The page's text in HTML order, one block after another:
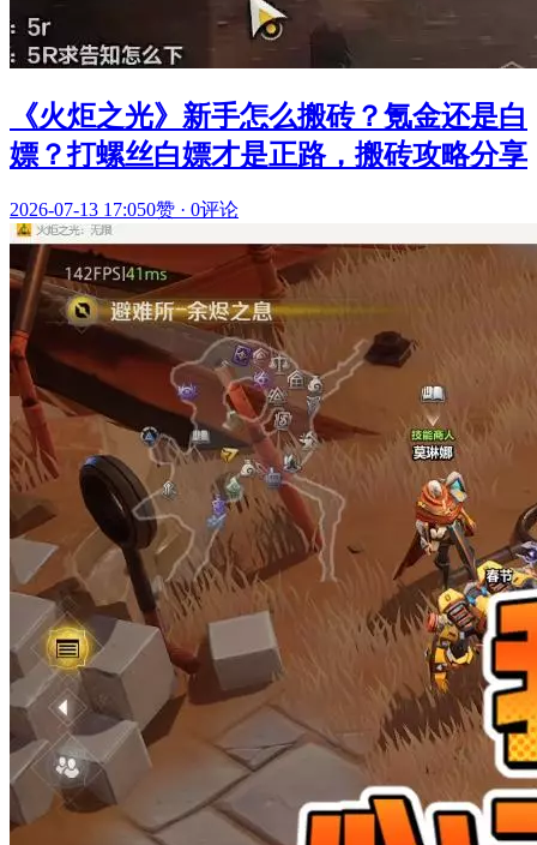
《火炬之光》新手怎么搬砖？氪金还是白
嫖？打螺丝白嫖才是正路，搬砖攻略分享
2026-07-13 17:050赞 · 0评论